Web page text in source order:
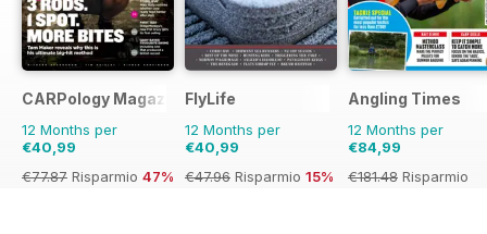
CARPology Magazine
12 Months per
€40,99
€77.87 Risparmio 47%
FlyLife
12 Months per
€40,99
€47.96 Risparmio 15%
Angling Times
12 Months per
€84,99
€181.48 Risparmio